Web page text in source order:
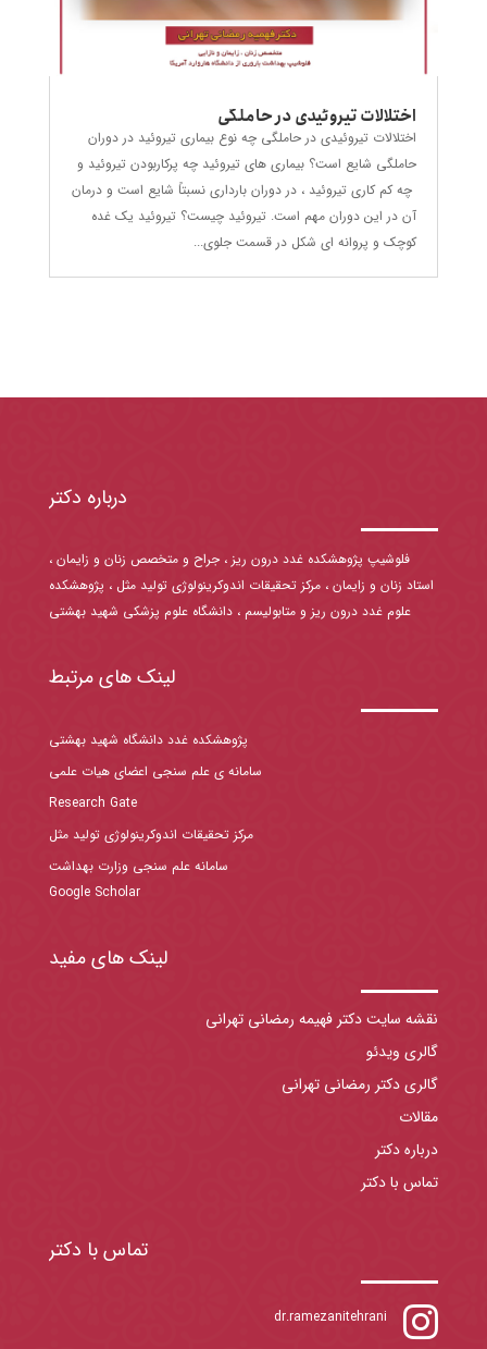
اختلالات تیروئیدی در حاملگی
اختلالات تیروئیدی در حاملگی چه نوع بیماری تیروئید در دوران
حاملگی شایع است؟ بیماری های تیروئید چه پرکاربودن تیروئید و
چه کم کاری تیروئید ، در دوران بارداری نسبتاً شایع است و درمان
آن در این دوران مهم است. تیروئید چیست؟ تیروئید یک غده
کوچک و پروانه ای شکل در قسمت جلوی...
درباره دکتر
فلوشیپ پژوهشکده غدد درون ریز ، جراح و متخصص زنان و زایمان ،
استاد زنان و زایمان ، مرکز تحقیقات اندوکرینولوژی تولید مثل ، پژوهشکده
علوم غدد درون ریز و متابولیسم ، دانشگاه علوم پزشکی شهید بهشتی
لینک های مرتبط
پژوهشکده غدد دانشگاه شهید بهشتی
سامانه ی علم سنجی اعضای هیات علمی
Research Gate
مرکز تحقیقات اندوکرینولوژی تولید مثل
سامانه علم سنجی وزارت بهداشت
Google Scholar
لینک های مفید
نقشه سایت دکتر فهیمه رمضانی تهرانی
گالری ویدئو
گالری دکتر رمضانی تهرانی
مقالات
درباره دکتر
تماس با دکتر
تماس با دکتر

dr.ramezanitehrani